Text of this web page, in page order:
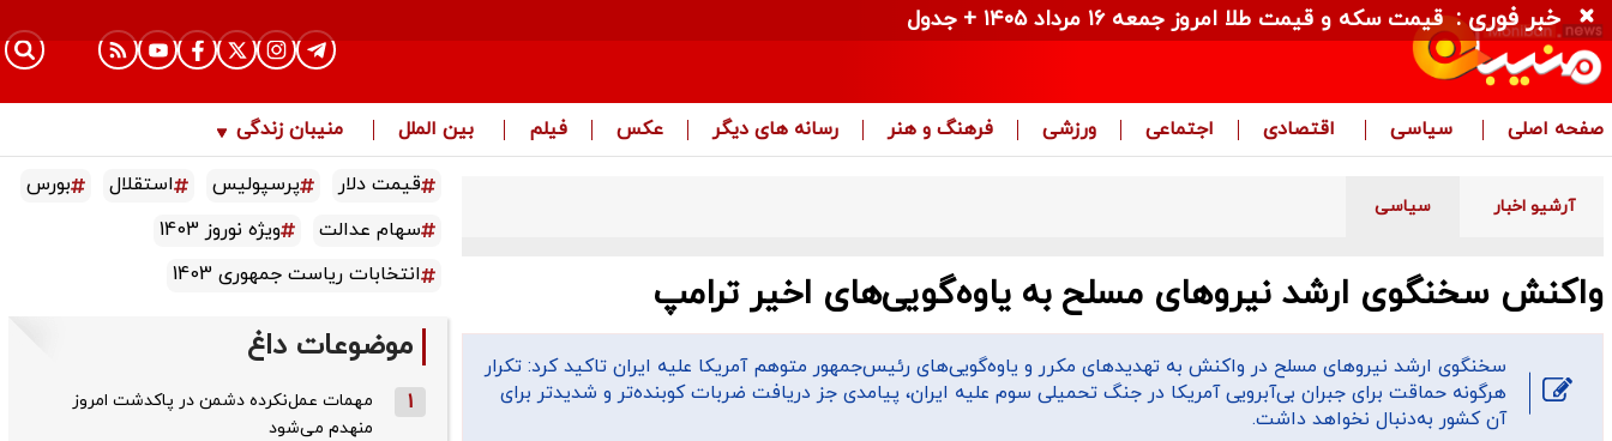
صفحه اصلی سیاسی اقتصادی اجتماعی ورزشی فرهنگ و هنر رسانه های دیگر عکس فیلم بین الملل منیبان زندگی
آرشیو اخبار سیاسی
واکنش سخنگوی ارشد نیروهای مسلح به یاوه‌گویی‌های اخیر ترامپ
سخنگوی ارشد نیروهای مسلح در واکنش به تهدیدهای مکرر و یاوه‌گویی‌های رئیس‌جمهور متوهم آمریکا علیه ایران تاکید کرد: تکرار
هرگونه حماقت برای جبران بی‌آبرویی آمریکا در جنگ تحمیلی سوم علیه ایران، پیامدی جز دریافت ضربات کوبنده‌تر و شدیدتر برای
آن کشور به‌دنبال نخواهد داشت.
قیمت دلار پرسپولیس استقلال
بورس
سهام عدالت
ویژه نوروز 1403
انتخابات ریاست جمهوری 1403
موضوعات داغ
1
مهمات عمل‌نکرده دشمن در پاکدشت امروز
منهدم می‌شود
خبر فوری : قیمت سکه و قیمت طلا امروز جمعه ۱۶ مرداد ۱۴۰۵ + جدول